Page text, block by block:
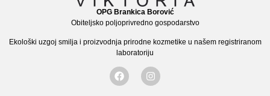
OPG Brankica Borović
Obiteljsko poljoprivredno gospodarstvo
Ekološki uzgoj smilja i proizvodnja prirodne kozmetike u našem registriranom
laboratoriju